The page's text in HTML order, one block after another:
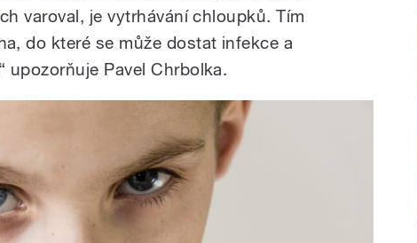
varoval, je vytrhávání chloupků. Tím
do které se může dostat infekce a
upozorňuje Pavel Chrbolka.